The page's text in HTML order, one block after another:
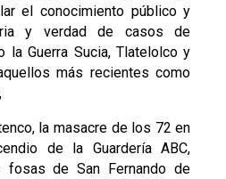
el conocimiento público y
y verdad de casos de
la Guerra Sucia, Tlatelolco y
más recientes como
la masacre de los 72 en
de la Guardería ABC,
fosas de San Fernando de